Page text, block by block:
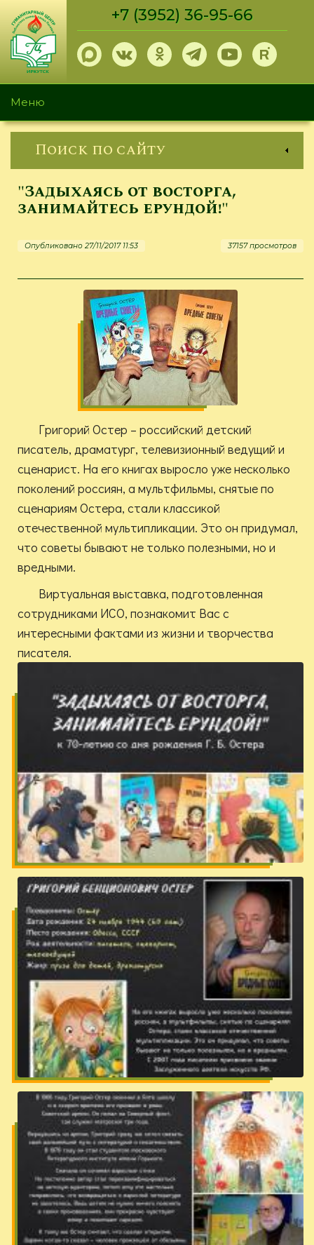
Перейти
основному
содержанию
+7 (3952) 36-95-66
Меню
Поиск по сайту
"Задыхаясь от восторга,
занимайтесь ерундой!"
Опубликовано 27/11/2017 11:53 37157 просмотров
Григорий Остер – российский детский
писатель, драматург, телевизионный ведущий и
сценарист. На его книгах выросло уже несколько
поколений россиян, а мультфильмы, снятые по
сценариям Остера, стали классикой
отечественной мультипликации. Это он придумал,
что советы бывают не только полезными, но и
вредными.
Виртуальная выставка, подготовленная
сотрудниками ИСО, познакомит Вас с
интересными фактами из жизни и творчества
писателя.